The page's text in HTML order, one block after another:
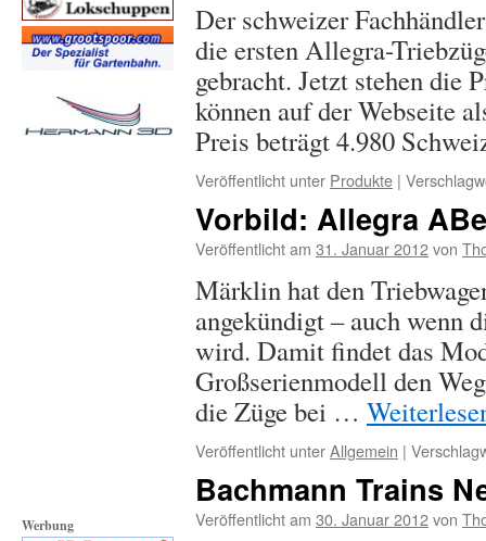
Der schweizer
die ersten Allegra-
gebracht. Jetzt stehen die
können auf der Webseite
Preis beträgt 4.980
Veröffentlicht unter Produkte |
Vorbild: Allegra
Veröffentlicht am 31. Januar 2012von
Märklin hat den
angekündigt – auch wenn
wird. Damit findet das
Großserienmodell den
die Züge bei …
Veröffentlicht unterAllgemein |
Bachmann Trains
Veröffentlicht am 30. Januar 2012von
Werbung